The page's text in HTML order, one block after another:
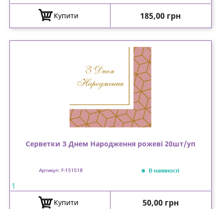
Купити Ціна
185,00 грн
Серветки З Днем Народження рожеві 20шт/уп
Артикул: F-151518 В наявності
1
Купити Ціна
50,00 грн